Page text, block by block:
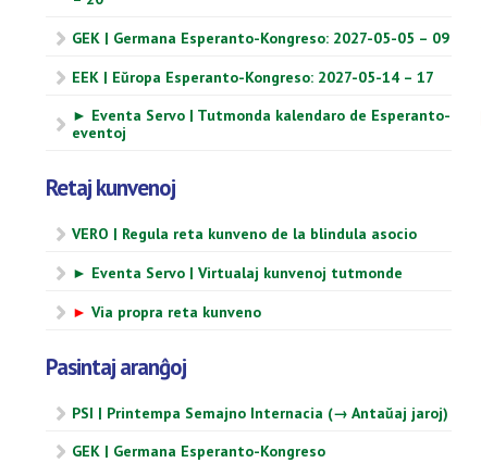
GEK | Germana Esperanto-Kongreso: 2027-05-05 – 09
EEK | Eŭropa Esperanto-Kongreso: 2027-05-14 – 17
► Eventa Servo | Tutmonda kalendaro de Esperanto-
eventoj
Retaj kunvenoj
VERO | Regula reta kunveno de la blindula asocio
► Eventa Servo | Virtualaj kunvenoj tutmonde
► Via propra reta kunveno
Pasintaj aranĝoj
PSI | Printempa Semajno Internacia (→ Antaŭaj jaroj)
GEK | Germana Esperanto-Kongreso